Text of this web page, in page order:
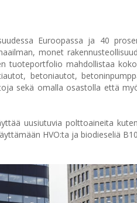
Euroopassa ja 40
monet
tuoteportfolio mahdollistaa
betoniautot,
sekä omalla osastolla että
uusiutuvia polttoaineita
HVO:ta ja biodieseliä